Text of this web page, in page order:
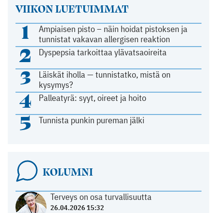
VIIKON LUETUIMMAT
1
Ampiaisen pisto – näin hoidat pistoksen ja
tunnistat vakavan allergisen reaktion
2 Dyspepsia tarkoittaa ylävatsaoireita
3
Läiskät iholla — tunnistatko, mistä on
kysymys?
4 Palleatyrä: syyt, oireet ja hoito
5 Tunnista punkin pureman jälki
KOLUMNI
Terveys on osa turvallisuutta
26.04.2026 15:32